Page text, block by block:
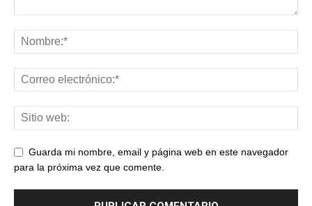
Guarda mi nombre, email y página web en este navegador
para la próxima vez que comente.